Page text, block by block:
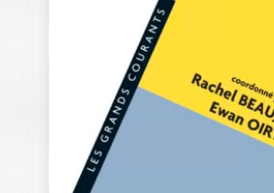
LES GRANDS
COURANTS EN
CONTRÔLE DE…